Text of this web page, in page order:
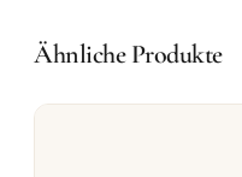
Ähnliche Produkte